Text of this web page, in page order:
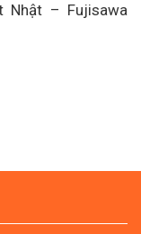
Nhật – Fujisawa